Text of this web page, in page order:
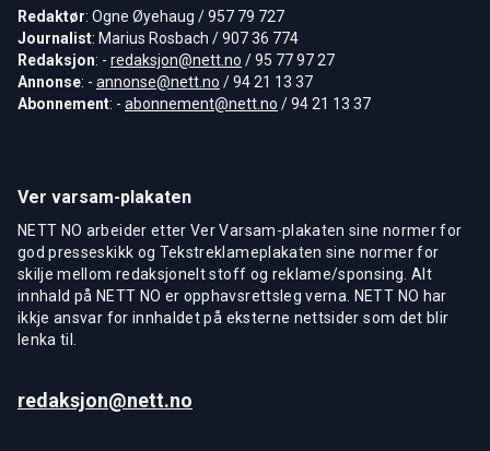
Redaktør: Ogne Øyehaug / 957 79 727
Journalist: Marius Rosbach / 907 36 774
Redaksjon: - redaksjon@nett.no / 95 77 97 27
Annonse: - annonse@nett.no / 94 21 13 37
Abonnement: - abonnement@nett.no / 94 21 13 37
Ver varsam-plakaten
NETT NO arbeider etter Ver Varsam-plakaten sine normer for
god presseskikk og Tekstreklameplakaten sine normer for
skilje mellom redaksjonelt stoff og reklame/sponsing. Alt
innhald på NETT NO er opphavsrettsleg verna. NETT NO har
ikkje ansvar for innhaldet på eksterne nettsider som det blir
lenka til.
redaksjon@nett.no